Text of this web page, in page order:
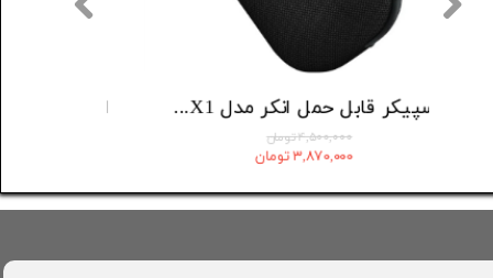
۴,۵۰۰,۰۰۰ تومان
۳,۸۷۰,۰۰۰ تومان